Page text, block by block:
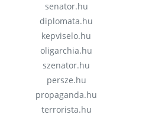
senator.hu
diplomata.hu
kepviselo.hu
oligarchia.hu
szenator.hu
persze.hu
propaganda.hu
terrorista.hu